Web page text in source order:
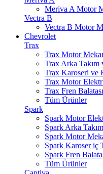
Meriva A Motor
Vectra B
Vectra B Motor
Chevrolet
Trax
Trax Motor
Trax Arka Takım
Trax Karoseri ve
Trax Motor
Trax Fren
Tüm Ürünler
Spark
Spark Motor
Spark Arka
Spark Motor
Spark Karoser iç
Spark Fren
Tüm Ürünler